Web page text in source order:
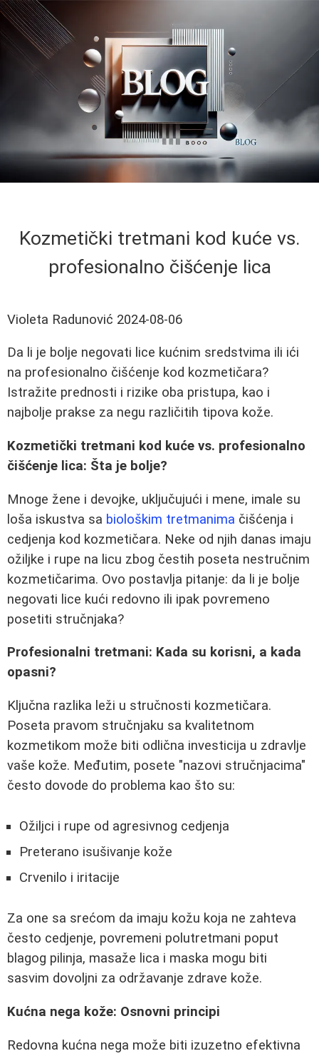
Kozmetički tretmani kod kuće vs.
profesionalno čišćenje lica
Violeta Radunović 2024-08-06
Da li je bolje negovati lice kućnim sredstvima ili ići
na profesionalno čišćenje kod kozmetičara?
Istražite prednosti i rizike oba pristupa, kao i
najbolje prakse za negu različitih tipova kože.
Kozmetički tretmani kod kuće vs. profesionalno
čišćenje lica: Šta je bolje?
Mnoge žene i devojke, uključujući i mene, imale su
loša iskustva sa biološkim tretmanima čišćenja i
cedjenja kod kozmetičara. Neke od njih danas imaju
ožiljke i rupe na licu zbog čestih poseta nestručnim
kozmetičarima. Ovo postavlja pitanje: da li je bolje
negovati lice kući redovno ili ipak povremeno
posetiti stručnjaka?
Profesionalni tretmani: Kada su korisni, a kada
opasni?
Ključna razlika leži u stručnosti kozmetičara.
Poseta pravom stručnjaku sa kvalitetnom
kozmetikom može biti odlična investicija u zdravlje
vaše kože. Međutim, posete "nazovi stručnjacima"
često dovode do problema kao što su:
Ožiljci i rupe od agresivnog cedjenja
Preterano isušivanje kože
Crvenilo i iritacije
Za one sa srećom da imaju kožu koja ne zahteva
često cedjenje, povremeni polutretmani poput
blagog pilinja, masaže lica i maska mogu biti
sasvim dovoljni za održavanje zdrave kože.
Kućna nega kože: Osnovni principi
Redovna kućna nega može biti izuzetno efektivna